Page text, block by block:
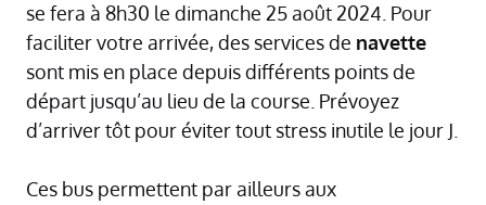
se fera à 8h30 le dimanche 25 août 2024. Pour
faciliter votre arrivée, des services de navette
sont mis en place depuis différents points de
départ jusqu’au lieu de la course. Prévoyez
d’arriver tôt pour éviter tout stress inutile le jour J.
Ces bus permettent par ailleurs aux